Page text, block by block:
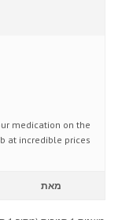
medication on the
at incredible prices.
מאת